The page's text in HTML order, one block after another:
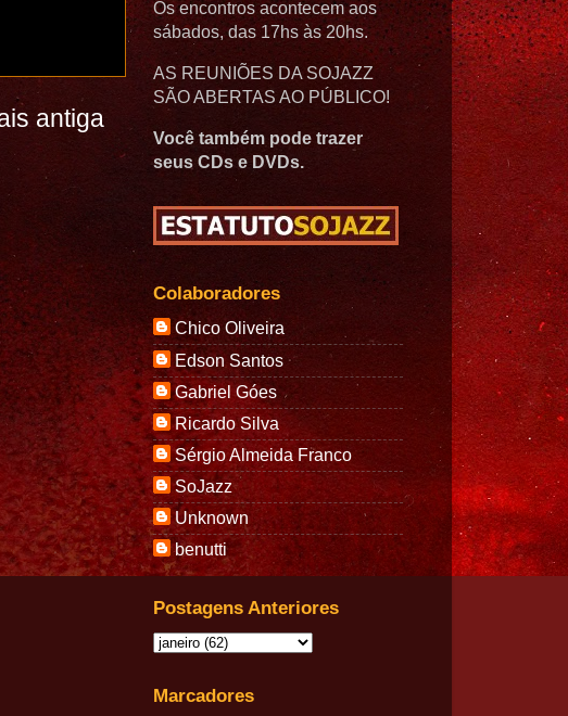
antiga
Os encontros acontecem aos
sábados, das 17hs às 20hs.
AS REUNIÕES DA SOJAZZ
SÃO ABERTAS AO PÚBLICO!
Você também pode trazer
seus CDs e DVDs.
Colaboradores
Chico Oliveira
Edson Santos
Gabriel Góes
Ricardo Silva
Sérgio Almeida Franco
SoJazz
Unknown
benutti
Postagens Anteriores
Marcadores